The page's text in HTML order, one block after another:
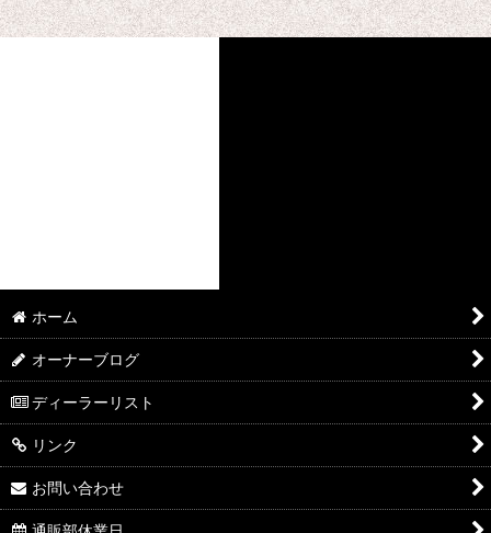
ホーム
オーナーブログ
ディーラーリスト
リンク
お問い合わせ